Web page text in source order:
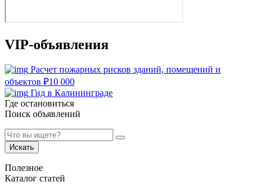
VIP-объявления
Расчет пожарных рисков зданий, помещений и
объектов ₽10 000
Гид в Калининграде
Где остановиться
Поиск объявлений
Искать
Полезное
Каталог статей